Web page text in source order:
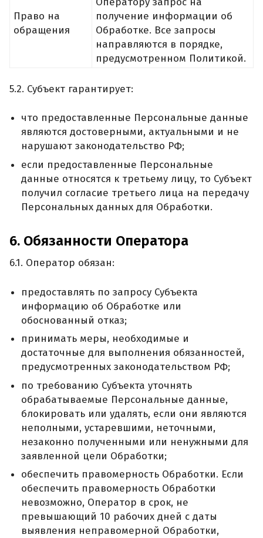
Право на
обращения
получение информации об
Обработке. Все запросы
направляются в порядке,
предусмотренном Политикой.
5.2. Субъект гарантирует:
что предоставленные Персональные данные
являются достоверными, актуальными и не
нарушают законодательство РФ;
если предоставленные Персональные
данные относятся к третьему лицу, то Субъект
получил согласие третьего лица на передачу
Персональных данных для Обработки.
6. Обязанности Оператора
6.1. Оператор обязан:
предоставлять по запросу Субъекта
информацию об Обработке или
обоснованный отказ;
принимать меры, необходимые и
достаточные для выполнения обязанностей,
предусмотренных законодательством РФ;
по требованию Субъекта уточнять
обрабатываемые Персональные данные,
блокировать или удалять, если они являются
неполными, устаревшими, неточными,
незаконно полученными или ненужными для
заявленной цели Обработки;
обеспечить правомерность Обработки. Если
обеспечить правомерность Обработки
невозможно, Оператор в срок, не
превышающий 10 рабочих дней с даты
выявления неправомерной Обработки,